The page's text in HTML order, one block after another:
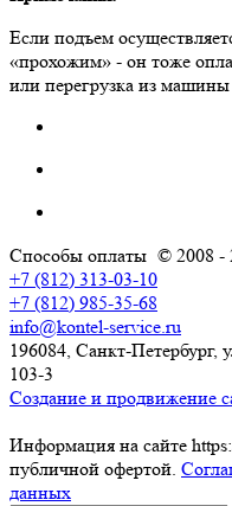
Если подъем
«прохожим» - он тоже
или перегрузка из
Способы оплаты © 2008
+7 (812) 313-03-10
+7 (812) 985-35-68
info@kontel-service.ru
196084, Санкт-Петербург,
103-3
Создание и продвижение
Информация на сайте
публичной офертой.
данных